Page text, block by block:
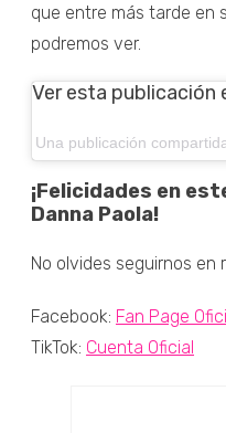
que entre más tarde en
podremos ver.
Ver esta publicación
Una publicación
¡Felicidades en
Danna Paola!
No olvides seguirnos en
Facebook: Fan Page
TikTok: Cuenta Oficial